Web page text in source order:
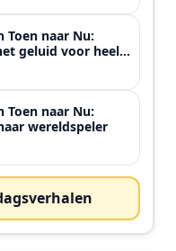
Toen naar Nu:
geluid voor heel
Toen naar Nu:
wereldspeler